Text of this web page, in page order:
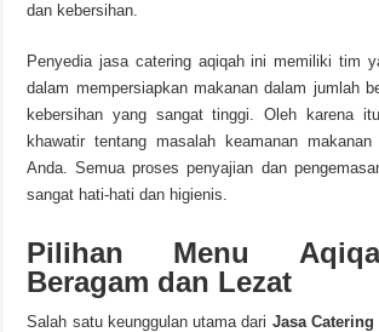
dan kebersihan.
Penyedia jasa catering aqiqah ini memiliki tim
dalam mempersiapkan makanan dalam jumlah
kebersihan yang sangat tinggi. Oleh karena
khawatir tentang masalah keamanan
Anda. Semua proses penyajian dan
sangat hati-hati dan higienis.
Pilihan Menu
Beragam dan Lezat
Salah satu keunggulan utama dari Jasa